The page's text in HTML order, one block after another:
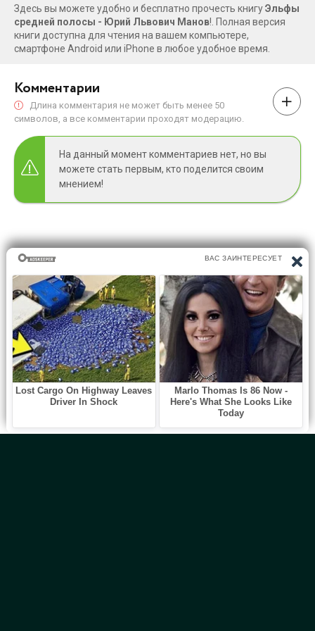
Здесь вы можете удобно и бесплатно прочесть книгуЭльфы
средней полосы - Юрий Львович Манов!. Полная версия
книги доступна для чтения на вашем компьютере,
смартфоне Android или iPhone в любое удобное время.
Комментарии
Длина комментария не может быть менее 50
символов, а все комментарии проходят модерацию.
На данный момент комментариев нет, но вы
можете стать первым, кто поделится своим
мнением!